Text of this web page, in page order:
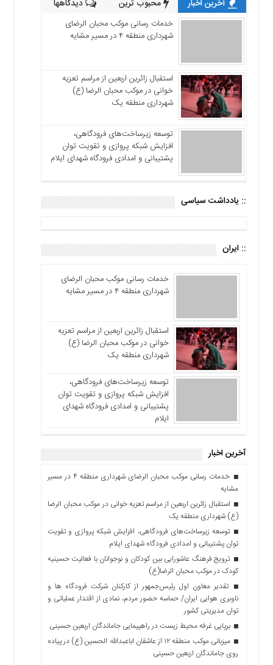
آخرین اخبار محبوب ترین دیدگاهها
خدمات رسانی موکب محبان الرضای
شهرداری منطقه ۴ در مسیر مشایه
استقبال زائرین اربعین از مراسم تعزیه
خوانی در موکب محبان الرضا (ع)
شهرداری منطقه یک
توسعه زیرساخت‌های فرودگاهی،
افزایش شبکه پروازی و تقویت توان
پشتیبانی و امدادی فرودگاه شهدای ایلام
:: یادداشت سیاسی
:: ایران
خدمات رسانی موکب محبان الرضای
شهرداری منطقه ۴ در مسیر مشایه
استقبال زائرین اربعین از مراسم تعزیه
خوانی در موکب محبان الرضا (ع)
شهرداری منطقه یک
توسعه زیرساخت‌های فرودگاهی،
افزایش شبکه پروازی و تقویت توان
پشتیبانی و امدادی فرودگاه شهدای
ایلام
آخرین اخبار
خدمات رسانی موکب محبان الرضای شهرداری منطقه ۴ در مسیر
مشایه
استقبال زائرین اربعین از مراسم تعزیه خوانی در موکب محبان الرضا
(ع) شهرداری منطقه یک
توسعه زیرساخت‌های فرودگاهی، افزایش شبکه پروازی و تقویت
توان پشتیبانی و امدادی فرودگاه شهدای ایلام
ترویج فرهنگ عاشورایی بین کودکان و نوجوانان با فعالیت حسینیه
کودک در موکب محبان الرضا(ع)
تقدیر معاون اول رئیس‌جمهور از کارکنان شرکت فرودگاه ها و
ناوبری هوایی ایران/ حماسه حضور مردم، نمادی از اقتدار عملیاتی و
توان مدیریتی کشور
برپایی غرفه محیط زیست در راهپیمایی جاماندگان اربعین حسینی
میزبانی موکب منطقه ۱۲ از عاشقان اباعبدالله الحسین (ع) در پیاده
روی جاماندگان اربعین حسینی